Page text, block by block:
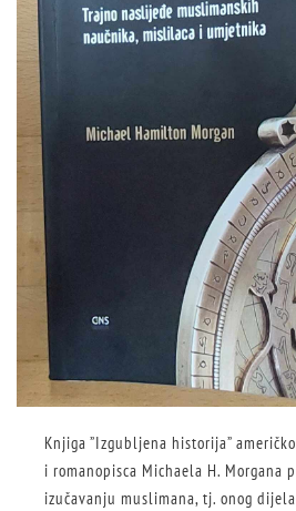
Knjiga ”Izgubljena historija”
i romanopisca Michaela H. Morgana
izučavanju muslimana, tj. onog